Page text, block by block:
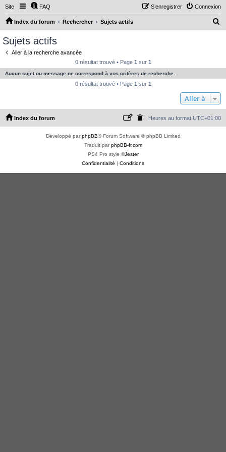
Site FAQ Connexion
S’enregistrer
Index du forum Rechercher Sujets actifs
e
c
e
Sujets actifs
Aller à la recherche avancée
0 résultat trouvé • Page 1 sur 1
Aucun sujet ou message ne correspond à vos critères de recherche.
0 résultat trouvé • Page 1 sur 1
Aller à
Index du forum Heures au format UTC+01:00
Développé parphpBB® Forum Software © phpBB Limited
Traduit parphpBB-fr.com
PS4 Pro style ©Jester
Confidentialité | Conditions